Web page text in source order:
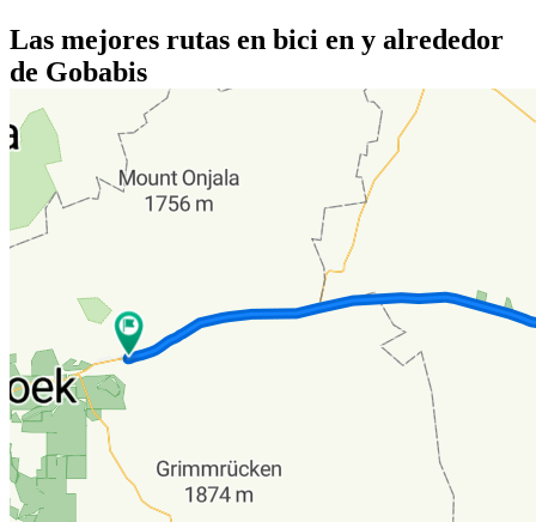
Las mejores rutas en bici en y alrededor
de Gobabis